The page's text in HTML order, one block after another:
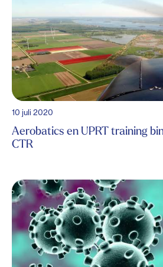
10 juli 2020
Aerobatics en UPRT training
CTR